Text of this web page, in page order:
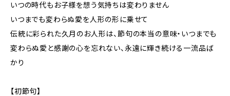
いつの時代もお子様を想う気持ちは変わりません
いつまでも変わらぬ愛を人形の形に乗せて
伝統に彩られた久月のお人形は、節句の本当の意味・いつまでも
変わらぬ愛と感謝の心を忘れない、永遠に輝き続ける一流品ば
かり
【初節句】